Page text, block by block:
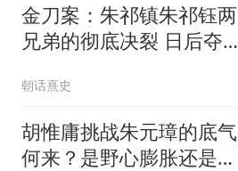
金刀案：朱祁镇朱祁钰两
兄弟的彻底决裂 日后夺门
朝话熹史
胡惟庸挑战朱元璋的底气
何来？是野心膨胀还是被